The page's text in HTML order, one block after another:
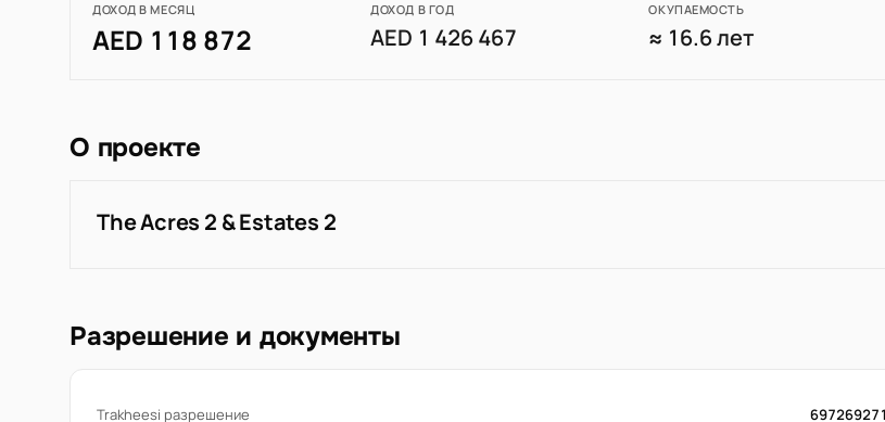
ДОХОД В МЕСЯЦ
AED 118 872
ДОХОД В ГОД
AED 1 426 467
ОКУПАЕМОСТЬ
≈ 16.6 лет
О проекте
The Acres 2 & Estates 2
Разрешение и документы
Trakheesi разрешение